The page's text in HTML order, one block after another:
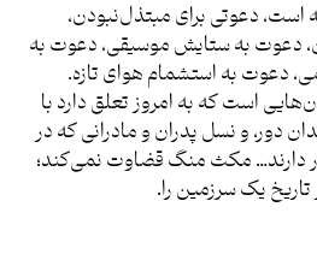
دعوتی برای مبتذل‌نبودن،
دعوت به ستایش موسیقی، دعوت به
دعوت به استشمام هوای تازه.
است که به امروز تعلق دارد با
دور، و نسل پدران و مادرانی که در
دارند… مکث منگ قضاوت نمی‌کند؛
یک سرزمین را.